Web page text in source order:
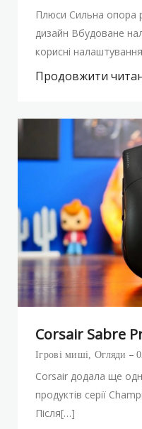
Плюси Сильна опора
дизайн Вбудоване
корисні
Продовжити
Corsair Sabre
Ігрові миші, Огляди
Corsair додала ще
продуктів серії
Після[…]